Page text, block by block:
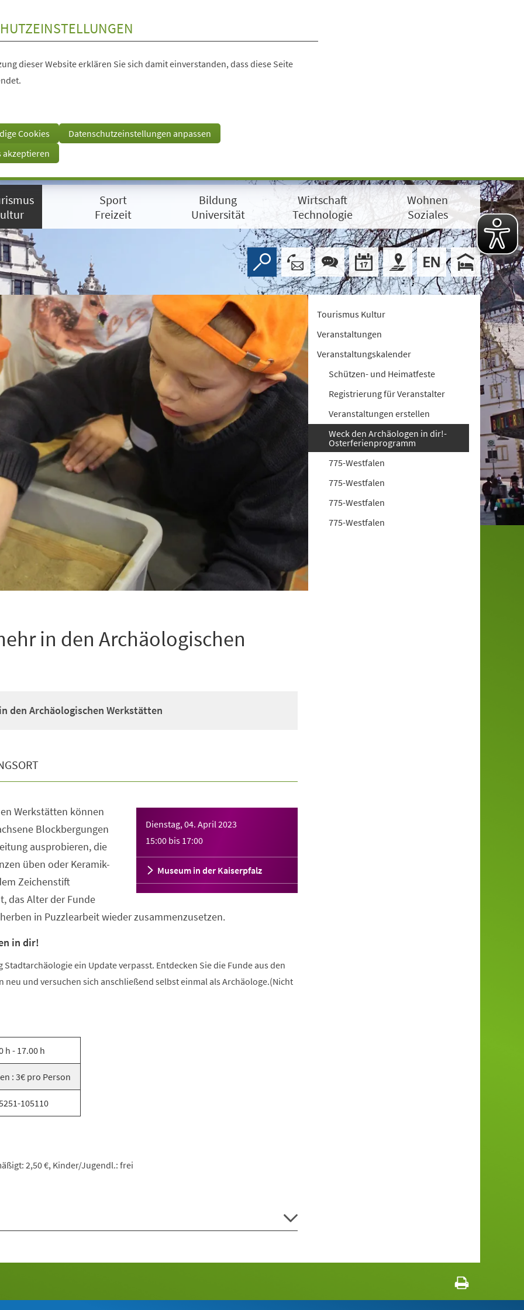
dieser Website erklären Sie sich damit einverstanden, dass diese Seite
Cookies
Datenschutzeinstellungen anpassen
akzeptieren
Sport
Freizeit
Bildung
Universität
Wirtschaft
Technologie
Wohnen
Soziales
in den Archäologischen
den Archäologischen Werkstätten
Dienstag, 04. April 2023
15:00 bis 17:00
Museum in der Kaiserpfalz
Werkstätten können
Blockbergungen
ausprobieren, die
üben oder Keramik-
Zeichenstift
das Alter der Funde
in Puzzlearbeit wieder zusammenzusetzen.
in dir!
ein Update verpasst. Entdecken Sie die Funde aus den
neu und versuchen sich anschließend selbst einmal als Archäologe.(Nicht
h - 17.00 h
: 3€ pro Person
105110
2,50 €, Kinder/Jugendl.: frei
Tourismus Kultur
Veranstaltungen
Veranstaltungskalender
Schützen- und Heimatfeste
Registrierung für Veranstalter
Veranstaltungen erstellen
Weck den Archäologen in dir!-
Osterferienprogramm
775-Westfalen
775-Westfalen
775-Westfalen
775-Westfalen